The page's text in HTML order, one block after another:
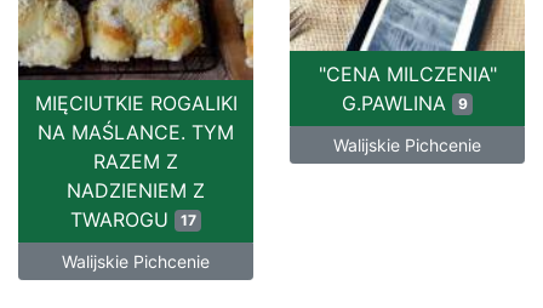
"CENA MILCZENIA"
G.PAWLINA
9
Walijskie Pichcenie
MIĘCIUTKIE ROGALIKI
NA MAŚLANCE. TYM
RAZEM Z
NADZIENIEM Z
TWAROGU
17
Walijskie Pichcenie